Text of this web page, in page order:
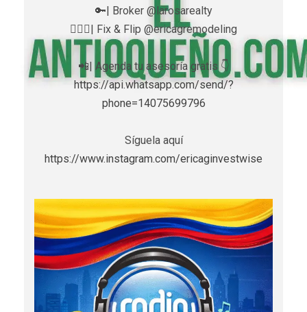
🔑| Broker @larosarealty
👷🏼‍♀️| Fix & Flip @ericagremodeling
📲| Agenda tu asesoría gratis 👇
https://api.whatsapp.com/send/?
phone=14075699796
Síguela aquí
https://www.instagram.com/ericaginvestwise